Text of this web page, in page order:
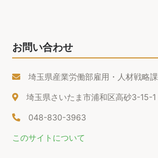
お問い合わせ
埼玉県産業労働部雇用・人材戦略課
埼玉県さいたま市浦和区高砂3-15-1
048-830-3963
このサイトについて